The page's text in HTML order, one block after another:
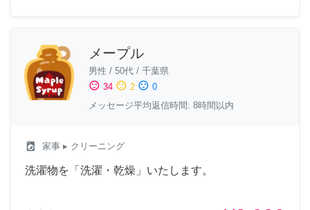
メープル
男性 / 50代 / 千葉県
sentiment_satisfied 34 sentiment_neutral 2 sentiment_dissatisfied 0
メッセージ平均返信時間: 8時間以内
local_laundry_service 家事 ▸ クリーニング
洗濯物を「洗濯・乾燥」いたします。